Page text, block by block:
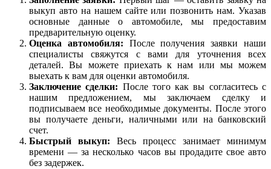
выкуп авто на нашем сайте или позвонить нам. Указав
основные данные о автомобиле, мы предоставим
предварительную оценку.
Оценка автомобиля: После получения заявки наши
специалисты свяжутся с вами для уточнения всех
деталей. Вы можете приехать к нам или мы можем
выехать к вам для оценки автомобиля.
Заключение сделки: После того как вы согласитесь с
нашим предложением, мы заключаем сделку и
подписываем все необходимые документы. После этого
вы получаете деньги, наличными или на банковский
счет.
Быстрый выкуп: Весь процесс занимает минимум
времени — за несколько часов вы продадите свое авто
без задержек.